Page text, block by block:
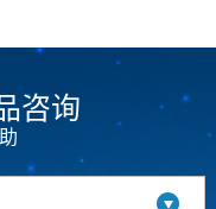
内燃机的应用仍然占据主
怎样有效地控制汽车污
是全球关注且亟待解决
咨询